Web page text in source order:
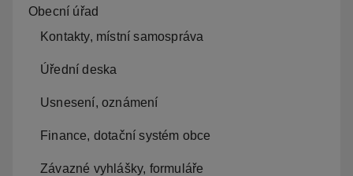
Obecní úřad
Kontakty, místní samospráva
Úřední deska
Usnesení, oznámení
Finance, dotační systém obce
Závazné vyhlášky, formuláře